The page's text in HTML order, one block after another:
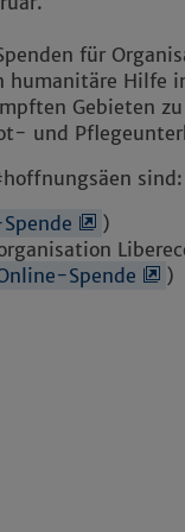
für
Hilfe
Gebieten
und
sind:
)
Spende )